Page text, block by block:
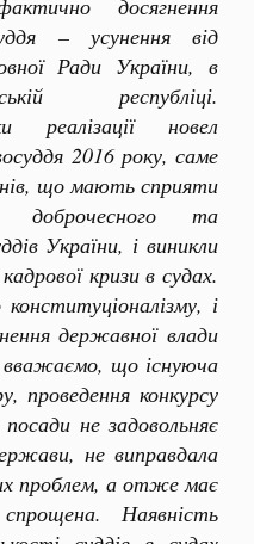
досягнення
– усунення від
Ради України, в
республіці.
реалізації новел
2016 року, саме
що мають сприяти
доброчесного та
України, і виникли
кризи в судах.
і
державної влади
що існуюча
проведення конкурсу
не задовольняє
не виправдала
проблем, а отже має
Наявність